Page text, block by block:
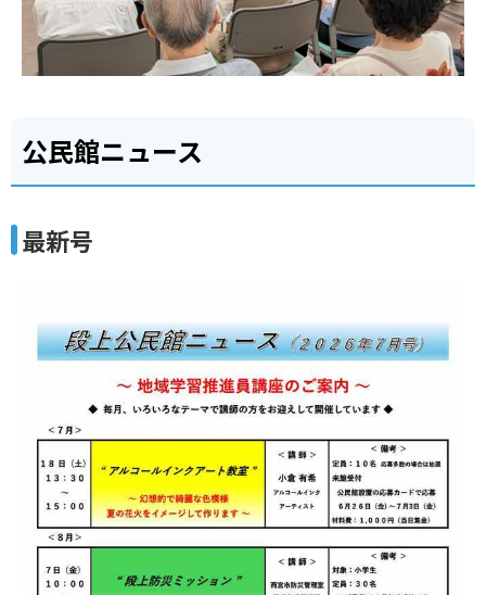
公民館ニュース
最新号